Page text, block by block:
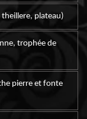
plateau)
trophée de
pierre et fonte